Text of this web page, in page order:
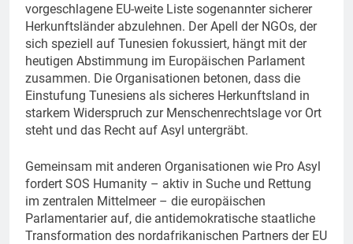
vorgeschlagene EU-weite Liste sogenannter sicherer
Herkunftsländer abzulehnen. Der Apell der NGOs, der
sich speziell auf Tunesien fokussiert, hängt mit der
heutigen Abstimmung im Europäischen Parlament
zusammen. Die Organisationen betonen, dass die
Einstufung Tunesiens als sicheres Herkunftsland in
starkem Widerspruch zur Menschenrechtslage vor Ort
steht und das Recht auf Asyl untergräbt.
Gemeinsam mit anderen Organisationen wie Pro Asyl
fordert SOS Humanity – aktiv in Suche und Rettung
im zentralen Mittelmeer – die europäischen
Parlamentarier auf, die antidemokratische staatliche
Transformation des nordafrikanischen Partners der EU